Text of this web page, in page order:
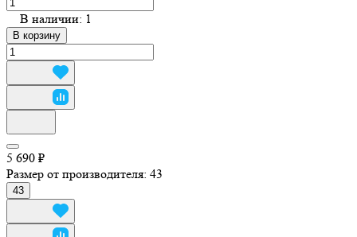
В наличии: 1
В корзину
5 690 ₽
Размер от производителя: 43
43